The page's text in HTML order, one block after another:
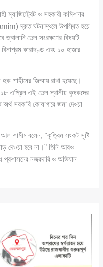
ম্যাজিস্ট্রেট ও সহকারী কমিশনার
দ্রুত ঘটনাস্থলে উপস্থিত হয়ে
জ্বালানি তেল সংরক্ষণের বিষয়টি
কারাদণ্ড এবং ১০ হাজার
শাহীনের জিম্মায় রাখা হয়েছে।
১৮ এপ্রিল এই তেল স্থানীয় কৃষকদের
সরকারি কোষাগারে জমা দেওয়া
আল শামীম বলেন, “কৃত্রিম সংকট সৃষ্টি
দেওয়া হবে না।” তিনি আরও
প্রশাসনের নজরদারি ও অভিযান